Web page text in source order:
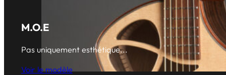
M.O.E
Pas uniquement esthétique...
Voir le modèle